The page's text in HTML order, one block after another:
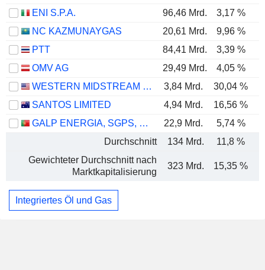
ENI S.P.A.
96,46 Mrd. 3,17 %
NC KAZMUNAYGAS
20,61 Mrd. 9,96 %
PTT
84,41 Mrd. 3,39 %
OMV AG
29,49 Mrd. 4,05 %
WESTERN MIDSTREAM PARTNERS, LP
3,84 Mrd. 30,04 %
SANTOS LIMITED
4,94 Mrd. 16,56 %
GALP ENERGIA, SGPS, S.A.
22,9 Mrd. 5,74 %
Durchschnitt
134 Mrd. 11,8 %
Gewichteter Durchschnitt nach
Marktkapitalisierung
323 Mrd. 15,35 %
Integriertes Öl und Gas